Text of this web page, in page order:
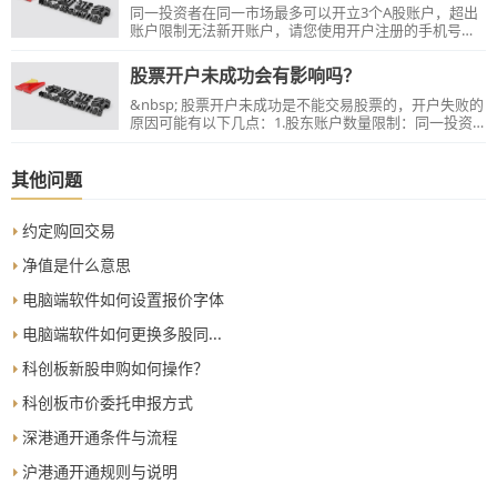
同一投资者在同一市场最多可以开立3个A股账户，超出
账户限制无法新开账户，请您使用开户注册的手机号码
改】，返回账户选择界面选择【转户】，将其他券商开
立的沪深A股下挂至我公司交易。【温馨提示】：上海A
股账户请在对方券商撤销指定后，再通过我公司软件进
行加挂。
股票开户未成功会有影响吗？
&nbsp; 股票开户未成功是不能交易股票的，开户失败的
原因可能有以下几点：1.股东账户数量限制：同一投资
其他问题
约定购回交易
净值是什么意思
电脑端软件如何设置报价字体
电脑端软件如何更换多股同...
科创板新股申购如何操作？
科创板市价委托申报方式
深港通开通条件与流程
沪港通开通规则与说明